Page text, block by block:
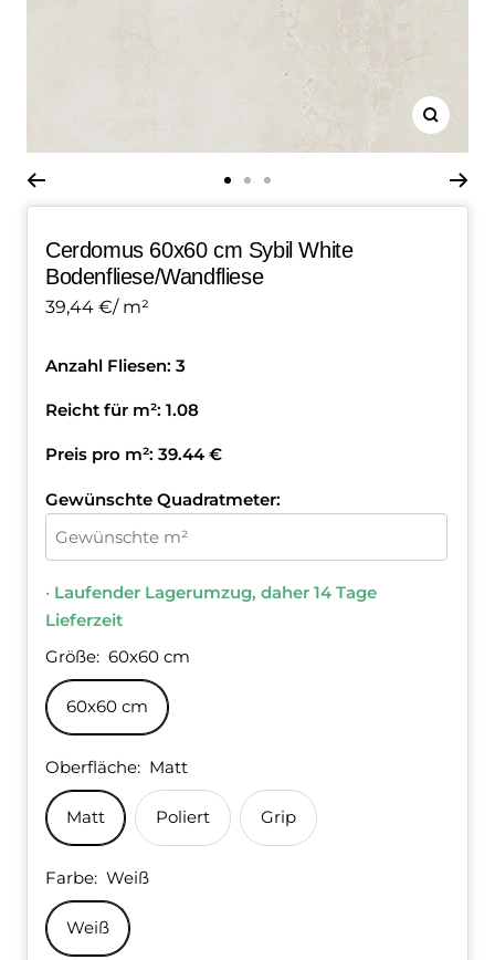
Zoom
1
gehen
2
gehen
3
gehen
Cerdomus 60x60 cm Sybil White
Bodenfliese/Wandfliese
Angebotspreis
39,44 €/ m²
Anzahl Fliesen: 3
Reicht für m²: 1.08
Preis pro m²: 39.44 €
Gewünschte Quadratmeter:
• Laufender Lagerumzug, daher 14 Tage
Lieferzeit
Größe: 60x60 cm
60x60 cm
Oberfläche: Matt
Matt Poliert Grip
Farbe: Weiß
Weiß